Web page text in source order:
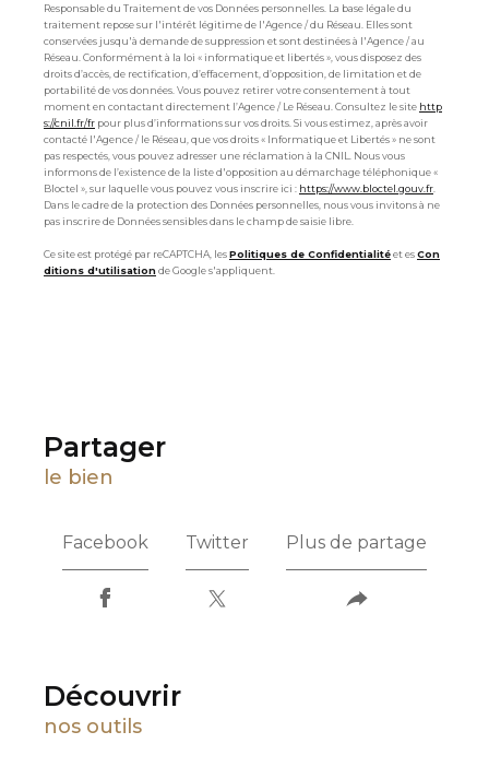
Responsable du Traitement de vos Données personnelles. La base légale du
traitement repose sur l'intérêt légitime de l'Agence / du Réseau. Elles sont
conservées jusqu'à demande de suppression et sont destinées à l'Agence / au
Réseau. Conformément à la loi « informatique et libertés », vous disposez des
droits d’accès, de rectification, d’effacement, d’opposition, de limitation et de
portabilité de vos données. Vous pouvez retirer votre consentement à tout
moment en contactant directement l’Agence / Le Réseau. Consultez le site http
s://cnil.fr/fr pour plus d’informations sur vos droits. Si vous estimez, après avoir
contacté l'Agence / le Réseau, que vos droits « Informatique et Libertés » ne sont
pas respectés, vous pouvez adresser une réclamation à la CNIL. Nous vous
informons de l’existence de la liste d'opposition au démarchage téléphonique «
Bloctel », sur laquelle vous pouvez vous inscrire ici : https://www.bloctel.gouv.fr.
Dans le cadre de la protection des Données personnelles, nous vous invitons à ne
pas inscrire de Données sensibles dans le champ de saisie libre.
Ce site est protégé par reCAPTCHA, lesPolitiques de Confidentialitéet esCon
ditions d'utilisationde Google s'appliquent.
partager
le bien
Facebook Twitter Plus de partage
découvrir
nos outils